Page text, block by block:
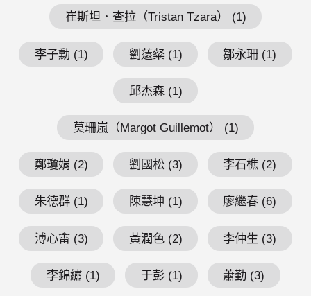
崔斯坦．查拉（Tristan Tzara） (1)
李子勳 (1) 劉薳粲 (1) 鄒永珊 (1)
邱杰森 (1)
莫珊嵐（Margot Guillemot） (1)
鄭瓊娟 (2) 劉國松 (3) 李石樵 (2)
朱德群 (1) 陳慧坤 (1) 廖繼春 (6)
溥心畬 (3) 黃潤色 (2) 李仲生 (3)
李錦繡 (1) 于彭 (1) 蕭勤 (3)